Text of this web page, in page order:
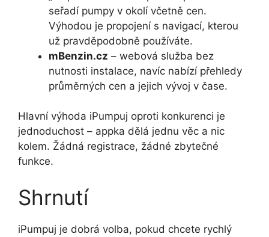
seřadí pumpy v okolí včetně cen.
Výhodou je propojení s navigací, kterou
už pravděpodobně používáte.
mBenzin.cz – webová služba bez
nutnosti instalace, navíc nabízí přehledy
průměrných cen a jejich vývoj v čase.
Hlavní výhoda iPumpuj oproti konkurenci je
jednoduchost – appka dělá jednu věc a nic
kolem. Žádná registrace, žádné zbytečné
funkce.
Shrnutí
iPumpuj je dobrá volba, pokud chcete rychlý